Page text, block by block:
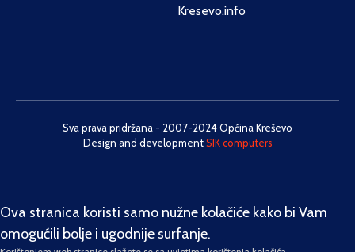
Kresevo.info
Sva prava pridržana - 2007-2024 Općina Kreševo
Design and developmentSIK computers
Ova stranica koristi samo nužne kolačiće kako bi Vam
omogućili bolje i ugodnije surfanje.